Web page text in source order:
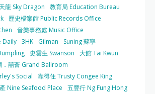
天龍 Sky Dragon
教育局 Education Bureau
歷史檔案館 Public Records Office
音樂事務處 Music Office
Daily 3HK Gilman
Suning 蘇寧
史雲生 Swanson
大館 Tai Kwun
．囍薈 Grand Ballroom
Social
靠得住 Trusty Congee King
Nine Seafood Place
五豐行 Ng Fung Hong